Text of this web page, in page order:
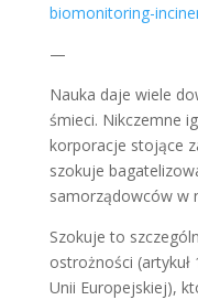
biomonitoring-
—
Nauka daje wiele
śmieci. Nikczemne
korporacje stojące
szokuje
samorządowców w
Szokuje to
ostrożności
Unii Europejskiej),